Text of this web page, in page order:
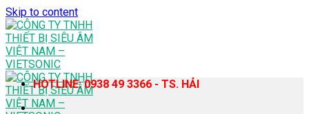
Skip to content
HOTLINE: 0938 49 3366 - TS. HẢI